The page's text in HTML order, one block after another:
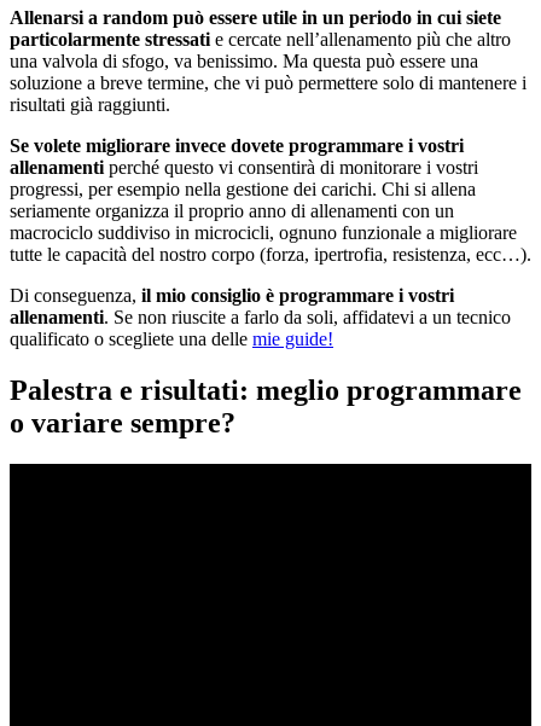
Allenarsi a random può essere utile in un periodo in cui siete
particolarmente stressati e cercate nell’allenamento più che altro
una valvola di sfogo, va benissimo. Ma questa può essere una
soluzione a breve termine, che vi può permettere solo di mantenere i
risultati già raggiunti.
Se volete migliorare invece dovete programmare i vostri
allenamenti perché questo vi consentirà di monitorare i vostri
progressi, per esempio nella gestione dei carichi. Chi si allena
seriamente organizza il proprio anno di allenamenti con un
macrociclo suddiviso in microcicli, ognuno funzionale a migliorare
tutte le capacità del nostro corpo (forza, ipertrofia, resistenza, ecc…).
Di conseguenza, il mio consiglio è programmare i vostri
allenamenti. Se non riuscite a farlo da soli, affidatevi a un tecnico
qualificato o scegliete una delle mie guide!
Palestra e risultati: meglio programmare
o variare sempre?